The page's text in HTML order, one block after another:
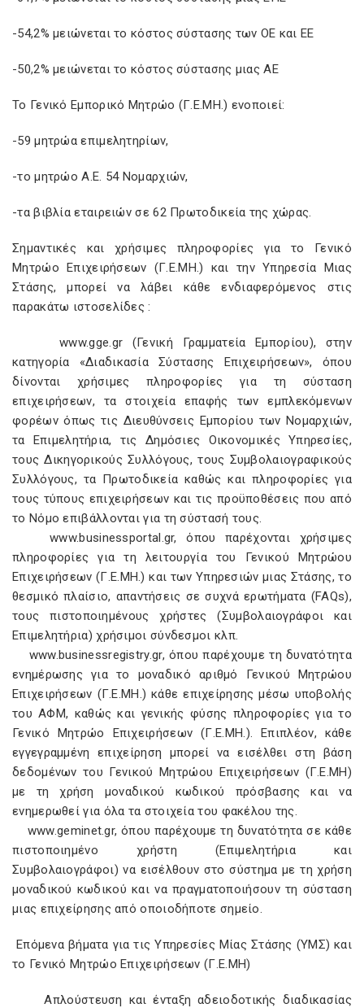
-54,2% μειώνεται το κόστος σύστασης των ΟΕ και ΕΕ
-50,2% μειώνεται το κόστος σύστασης μιας ΑΕ
Το Γενικό Εμπορικό Μητρώο (Γ.Ε.ΜΗ.) ενοποιεί:
-59 μητρώα επιμελητηρίων,
-το μητρώο Α.Ε. 54 Νομαρχιών,
-τα βιβλία εταιρειών σε 62 Πρωτοδικεία της χώρας.
Σημαντικές και χρήσιμες πληροφορίες για το Γενικό
Μητρώο Επιχειρήσεων (Γ.Ε.ΜΗ.) και την Υπηρεσία Μιας
Στάσης, μπορεί να λάβει κάθε ενδιαφερόμενος στις
παρακάτω ιστοσελίδες :
www.gge.gr (Γενική Γραμματεία Εμπορίου), στην
κατηγορία «Διαδικασία Σύστασης Επιχειρήσεων», όπου
δίνονται χρήσιμες πληροφορίες για τη σύσταση
επιχειρήσεων, τα στοιχεία επαφής των εμπλεκόμενων
φορέων όπως τις Διευθύνσεις Εμπορίου των Νομαρχιών,
τα Επιμελητήρια, τις Δημόσιες Οικονομικές Υπηρεσίες,
τους Δικηγορικούς Συλλόγους, τους Συμβολαιογραφικούς
Συλλόγους, τα Πρωτοδικεία καθώς και πληροφορίες για
τους τύπους επιχειρήσεων και τις προϋποθέσεις που από
το Νόμο επιβάλλονται για τη σύστασή τους.
www.businessportal.gr, όπου παρέχονται χρήσιμες
πληροφορίες για τη λειτουργία του Γενικού Μητρώου
Επιχειρήσεων (Γ.Ε.ΜΗ.) και των Υπηρεσιών μιας Στάσης, το
θεσμικό πλαίσιο, απαντήσεις σε συχνά ερωτήματα (FAQs),
τους πιστοποιημένους χρήστες (Συμβολαιογράφοι και
Επιμελητήρια) χρήσιμοι σύνδεσμοι κλπ.
www.businessregistry.gr, όπου παρέχουμε τη δυνατότητα
ενημέρωσης για το μοναδικό αριθμό Γενικού Μητρώου
Επιχειρήσεων (Γ.Ε.ΜΗ.) κάθε επιχείρησης μέσω υποβολής
του ΑΦΜ, καθώς και γενικής φύσης πληροφορίες για το
Γενικό Μητρώο Επιχειρήσεων (Γ.Ε.ΜΗ.). Επιπλέον, κάθε
εγγεγραμμένη επιχείρηση μπορεί να εισέλθει στη βάση
δεδομένων του Γενικού Μητρώου Επιχειρήσεων (Γ.Ε.ΜΗ)
με τη χρήση μοναδικού κωδικού πρόσβασης και να
ενημερωθεί για όλα τα στοιχεία του φακέλου της.
www.geminet.gr, όπου παρέχουμε τη δυνατότητα σε κάθε
πιστοποιημένο χρήστη (Επιμελητήρια και
Συμβολαιογράφοι) να εισέλθουν στο σύστημα με τη χρήση
μοναδικού κωδικού και να πραγματοποιήσουν τη σύσταση
μιας επιχείρησης από οποιοδήποτε σημείο.
Επόμενα βήματα για τις Υπηρεσίες Μίας Στάσης (ΥΜΣ) και
το Γενικό Μητρώο Επιχειρήσεων (Γ.Ε.ΜΗ)
Απλούστευση και ένταξη αδειοδοτικής διαδικασίας